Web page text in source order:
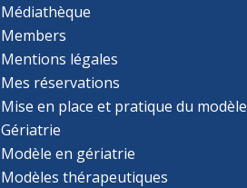
Médiathèque
Members
Mentions légales
Mes réservations
Mise en place et pratique du modèle
Gériatrie
Modèle en gériatrie
Modèles thérapeutiques